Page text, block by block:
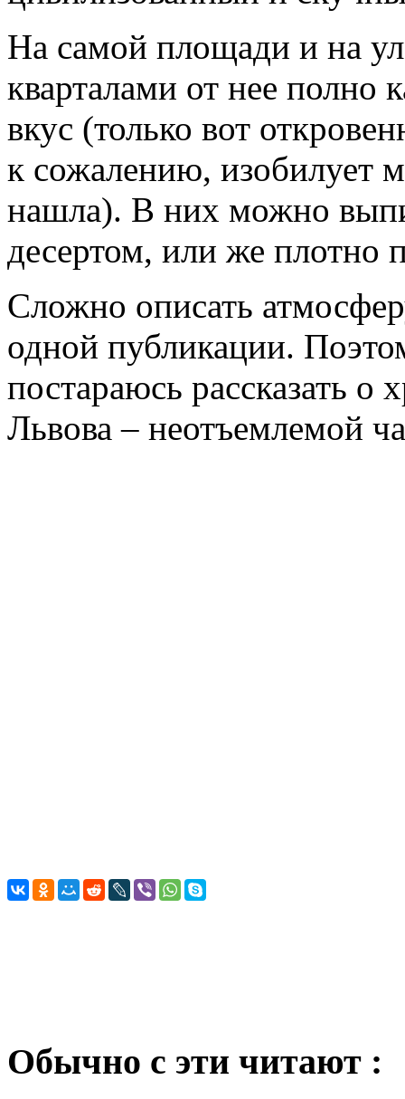
На самой площади и на
кварталами от нее полно
вкус (только вот
к сожалению, изобилует
нашла). В них можно
десертом, или же плотно
Сложно описать
одной публикации.
постараюсь рассказать о
Львова – неотъемлемой
Обычно с эти читают :